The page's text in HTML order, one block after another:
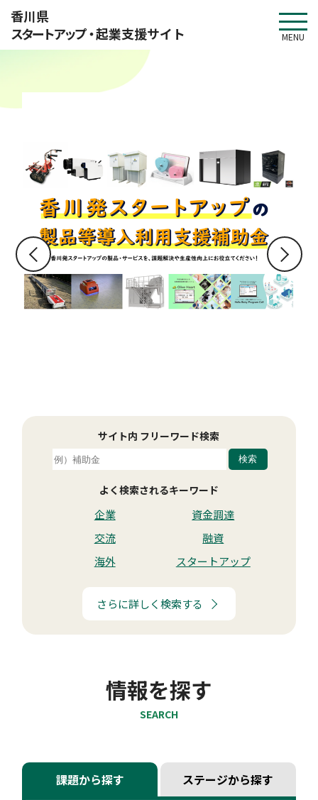
香川県
スタートアップ・起業支援サイト MENU
サイト内 フリーワード検索
よく検索されるキーワード
企業
資金調達
交流
融資
海外
スタートアップ
さらに詳しく検索する
情報を探す
SEARCH
課題から探す ステージから探す